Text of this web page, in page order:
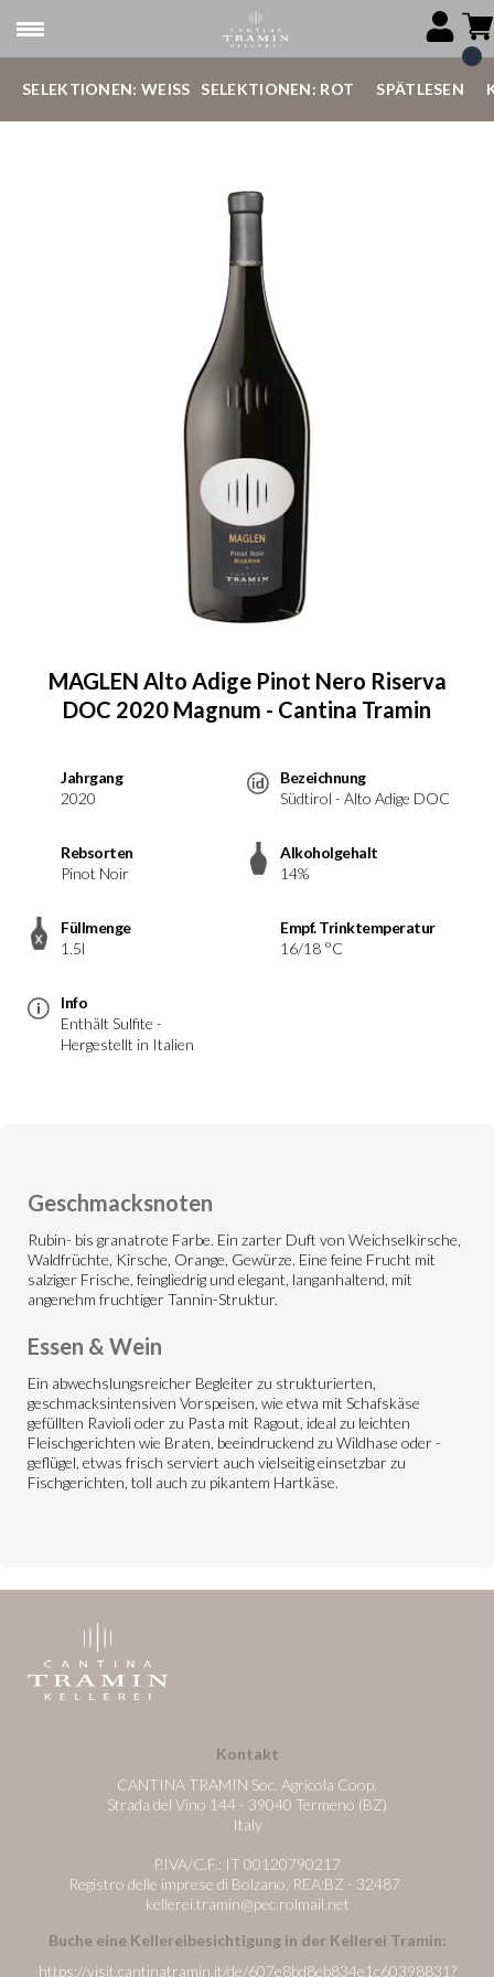
SELEKTIONEN: WEISS SELEKTIONEN: ROT SPÄTLESEN
MAGLEN Alto Adige Pinot Nero Riserva
DOC 2020 Magnum - Cantina Tramin
Jahrgang
2020
Bezeichnung
Südtirol - Alto Adige DOC
Rebsorten
Pinot Noir
Alkoholgehalt
14%
Füllmenge
1.5l
Empf. Trinktemperatur
16/18 °C
Info
Enthält Sulfite -
Hergestellt in Italien
Geschmacksnoten
Rubin- bis granatrote Farbe. Ein zarter Duft von Weichselkirsche,
Waldfrüchte, Kirsche, Orange, Gewürze. Eine feine Frucht mit
salziger Frische, feingliedrig und elegant, langanhaltend, mit
angenehm fruchtiger Tannin-Struktur.
Essen & Wein
Ein abwechslungsreicher Begleiter zu strukturierten,
geschmacksintensiven Vorspeisen, wie etwa mit Schafskäse
gefüllten Ravioli oder zu Pasta mit Ragout, ideal zu leichten
Fleischgerichten wie Braten, beeindruckend zu Wildhase oder -
geflügel, etwas frisch serviert auch vielseitig einsetzbar zu
Fischgerichten, toll auch zu pikantem Hartkäse.
Kontakt
CANTINA TRAMIN Soc. Agricola Coop.
Strada del Vino 144 - 39040 Termeno (BZ)
Italy
P.IVA/C.F.: IT 00120790217
Registro delle imprese di Bolzano, REA:BZ - 32487
kellerei.tramin@pec.rolmail.net
Buche eine Kellereibesichtigung in der Kellerei Tramin:
https://visit.cantinatramin.it/de/607e8bd8eb834e1c60398831?